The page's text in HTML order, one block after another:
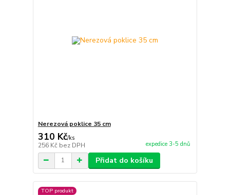
Nerezová poklice 35 cm
310 Kč/ks
256 Kč bez DPH expedice 3-5 dnů
Přidat do košíku
TOP produkt